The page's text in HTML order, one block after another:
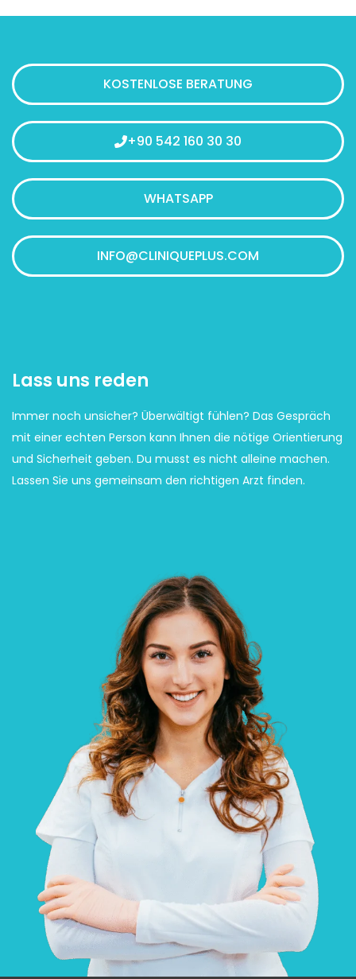
Lass uns reden
Immer noch unsicher? Überwältigt fühlen? Das Gespräch
mit einer echten Person kann Ihnen die nötige Orientierung
und Sicherheit geben. Du musst es nicht alleine machen.
Lassen Sie uns gemeinsam den richtigen Arzt finden.
KOSTENLOSE BERATUNG
+90 542 160 30 30
WHATSAPP
INFO@CLINIQUEPLUS.COM